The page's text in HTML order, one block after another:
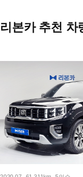
리본카 추천 차